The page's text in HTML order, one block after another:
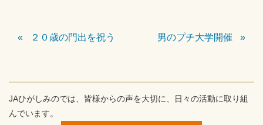
２０歳の門出を祝う 男のプチ大学開催
JAひがしみのでは、皆様からの声を大切に、日々の活動に取り組
んでいます。